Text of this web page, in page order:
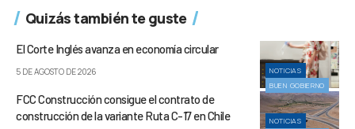
Quizás también te guste
NOTICIAS
BUEN GOBIERNO
El Corte Inglés avanza en economía circular
5 DE AGOSTO DE 2026
NOTICIAS
FCC Construcción consigue el contrato de
construcción de la variante Ruta C-17 en Chile